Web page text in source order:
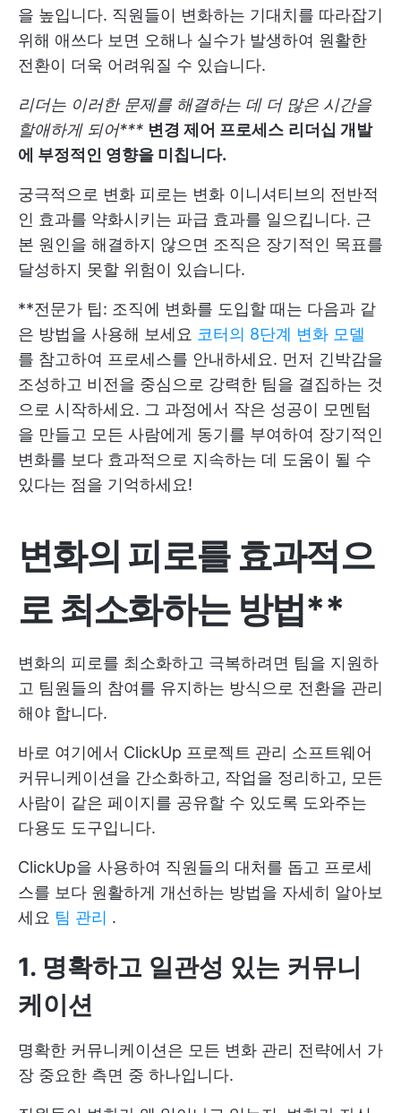
을 높입니다. 직원들이 변화하는 기대치를 따라잡기
위해 애쓰다 보면 오해나 실수가 발생하여 원활한
전환이 더욱 어려워질 수 있습니다.
리더는 이러한 문제를 해결하는 데 더 많은 시간을
할애하게 되어*** 변경 제어 프로세스 리더십 개발
에 부정적인 영향을 미칩니다.
궁극적으로 변화 피로는 변화 이니셔티브의 전반적
인 효과를 약화시키는 파급 효과를 일으킵니다. 근
본 원인을 해결하지 않으면 조직은 장기적인 목표를
달성하지 못할 위험이 있습니다.
**전문가 팁: 조직에 변화를 도입할 때는 다음과 같
은 방법을 사용해 보세요 코터의 8단계 변화 모델
를 참고하여 프로세스를 안내하세요. 먼저 긴박감을
조성하고 비전을 중심으로 강력한 팀을 결집하는 것
으로 시작하세요. 그 과정에서 작은 성공이 모멘텀
을 만들고 모든 사람에게 동기를 부여하여 장기적인
변화를 보다 효과적으로 지속하는 데 도움이 될 수
있다는 점을 기억하세요!
변화의 피로를 효과적으
로 최소화하는 방법**
변화의 피로를 최소화하고 극복하려면 팀을 지원하
고 팀원들의 참여를 유지하는 방식으로 전환을 관리
해야 합니다.
바로 여기에서 ClickUp 프로젝트 관리 소프트웨어
커뮤니케이션을 간소화하고, 작업을 정리하고, 모든
사람이 같은 페이지를 공유할 수 있도록 도와주는
다용도 도구입니다.
ClickUp을 사용하여 직원들의 대처를 돕고 프로세
스를 보다 원활하게 개선하는 방법을 자세히 알아보
세요 팀 관리 .
1. 명확하고 일관성 있는 커뮤니
케이션
명확한 커뮤니케이션은 모든 변화 관리 전략에서 가
장 중요한 측면 중 하나입니다.